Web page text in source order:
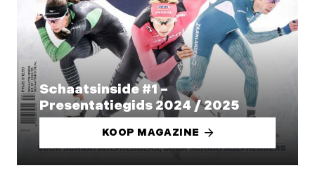
Schaatsinside #1 –
Presentatiegids 2024 / 2025
KOOP MAGAZINE